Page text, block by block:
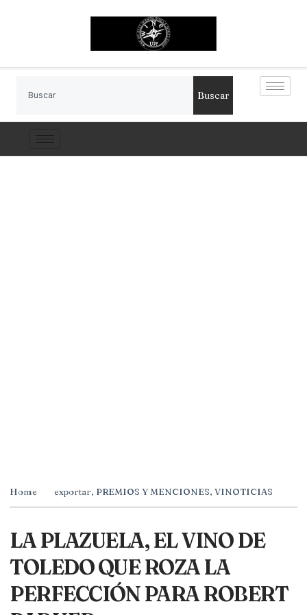
Buscar
Home exportar, PREMIOS Y MENCIONES, VINOTICIAS
LA PLAZUELA, EL VINO DE
TOLEDO QUE ROZA LA
PERFECCIÓN PARA ROBERT